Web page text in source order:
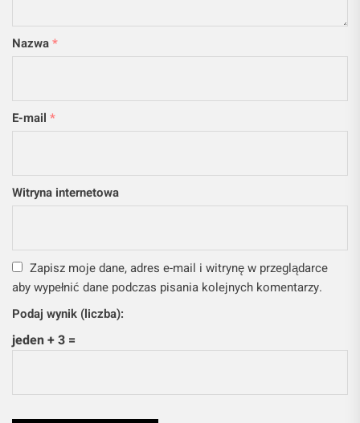
Nazwa*
E-mail *
Witryna internetowa
Zapisz moje dane, adres e-mail i witrynę w przeglądarce
aby wypełnić dane podczas pisania kolejnych komentarzy.
Podaj wynik (liczba):
jeden + 3 =